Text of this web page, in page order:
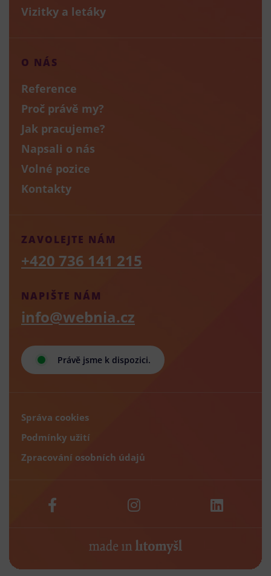
Vizitky a letáky
O NÁS
Reference
Proč právě my?
Jak pracujeme?
Napsali o nás
Volné pozice
Kontakty
Právě jsme k dispozici.
NAPIŠTE NÁM
info@webnia.cz
ZAVOLEJTE NÁM
+420 736 141 215
Správa cookies
Podmínky užití
Zpracování osobních údajů